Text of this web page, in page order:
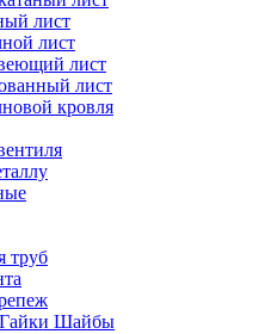
лист
лист
лист
лист
кровля
труб
Шайбы